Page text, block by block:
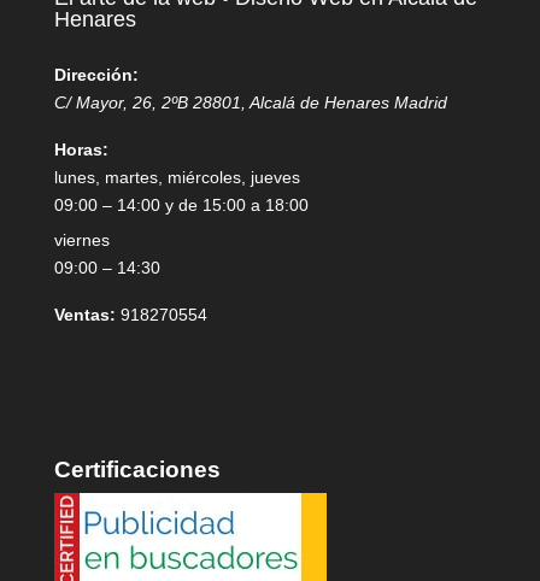
Henares
Dirección:
C/ Mayor, 26, 2ºB 28801 Alcalá de Henares Madrid
Horas:
lunes, martes, miércoles, jueves
09:00 – 14:00 y de 15:00 a 18:00
viernes
09:00 – 14:30
Ventas: 918270554
Certificaciones